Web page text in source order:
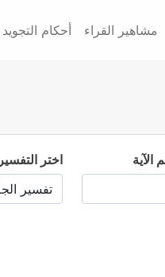
مشاهير القراء أحكام التجويد
الآية اختر التفسير